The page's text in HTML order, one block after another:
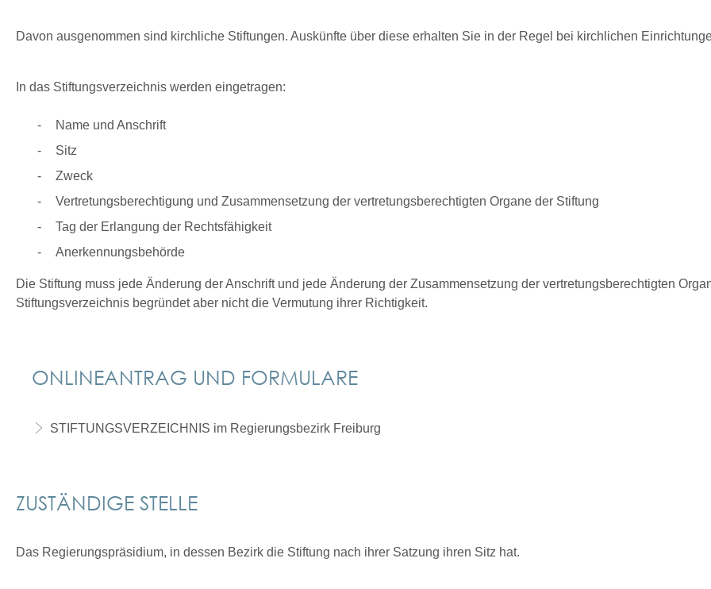
Davon ausgenommen sind kirchliche Stiftungen. Auskünfte über diese erhalten Sie in der Regel bei kirchlichen
In das Stiftungsverzeichnis werden eingetragen:
Name und Anschrift
Sitz
Zweck
Vertretungsberechtigung und Zusammensetzung der vertretungsberechtigten Organe der Stiftung
Tag der Erlangung der Rechtsfähigkeit
Anerkennungsbehörde
Die Stiftung muss jede Änderung der Anschrift und jede Änderung der Zusammensetzung der vertretungsberechtigten
Stiftungsverzeichnis begründet aber nicht die Vermutung ihrer Richtigkeit.
ONLINEANTRAG UND FORMULARE
STIFTUNGSVERZEICHNIS im Regierungsbezirk Freiburg
ZUSTÄNDIGE STELLE
Das Regierungspräsidium, in dessen Bezirk die Stiftung nach ihrer Satzung ihren Sitz hat.